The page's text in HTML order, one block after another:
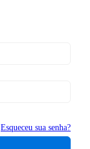
Esqueceu sua senha?